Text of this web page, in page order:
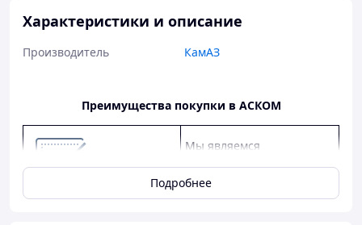
Характеристики и описание
Производитель КамАЗ
Преимущества покупки в АСКОМ
Мы являемся
КАМАЗ, ГАЗ, УАЗ.
Подробнее